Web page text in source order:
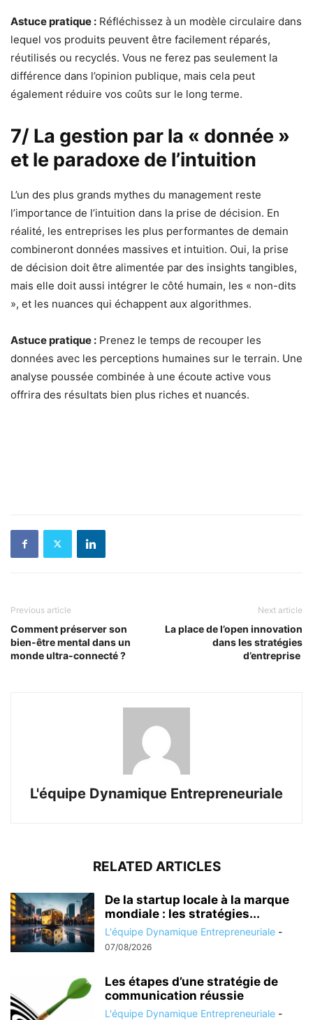
Astuce pratique : Réfléchissez à un modèle circulaire dans
lequel vos produits peuvent être facilement réparés,
réutilisés ou recyclés. Vous ne ferez pas seulement la
différence dans l’opinion publique, mais cela peut
également réduire vos coûts sur le long terme.
7/ La gestion par la « donnée »
et le paradoxe de l’intuition
L’un des plus grands mythes du management reste
l’importance de l’intuition dans la prise de décision. En
réalité, les entreprises les plus performantes de demain
combineront données massives et intuition. Oui, la prise
de décision doit être alimentée par des insights tangibles,
mais elle doit aussi intégrer le côté humain, les « non-dits
», et les nuances qui échappent aux algorithmes.
Astuce pratique : Prenez le temps de recouper les
données avec les perceptions humaines sur le terrain. Une
analyse poussée combinée à une écoute active vous
offrira des résultats bien plus riches et nuancés.
Previous article
Comment préserver son
bien-être mental dans un
monde ultra-connecté ?
Next article
La place de l’open innovation
dans les stratégies
d’entreprise
L'équipe Dynamique Entrepreneuriale
RELATED ARTICLES
De la startup locale à la marque
mondiale : les stratégies...
L'équipe Dynamique Entrepreneuriale -
07/08/2026
Les étapes d’une stratégie de
communication réussie
L'équipe Dynamique Entrepreneuriale -